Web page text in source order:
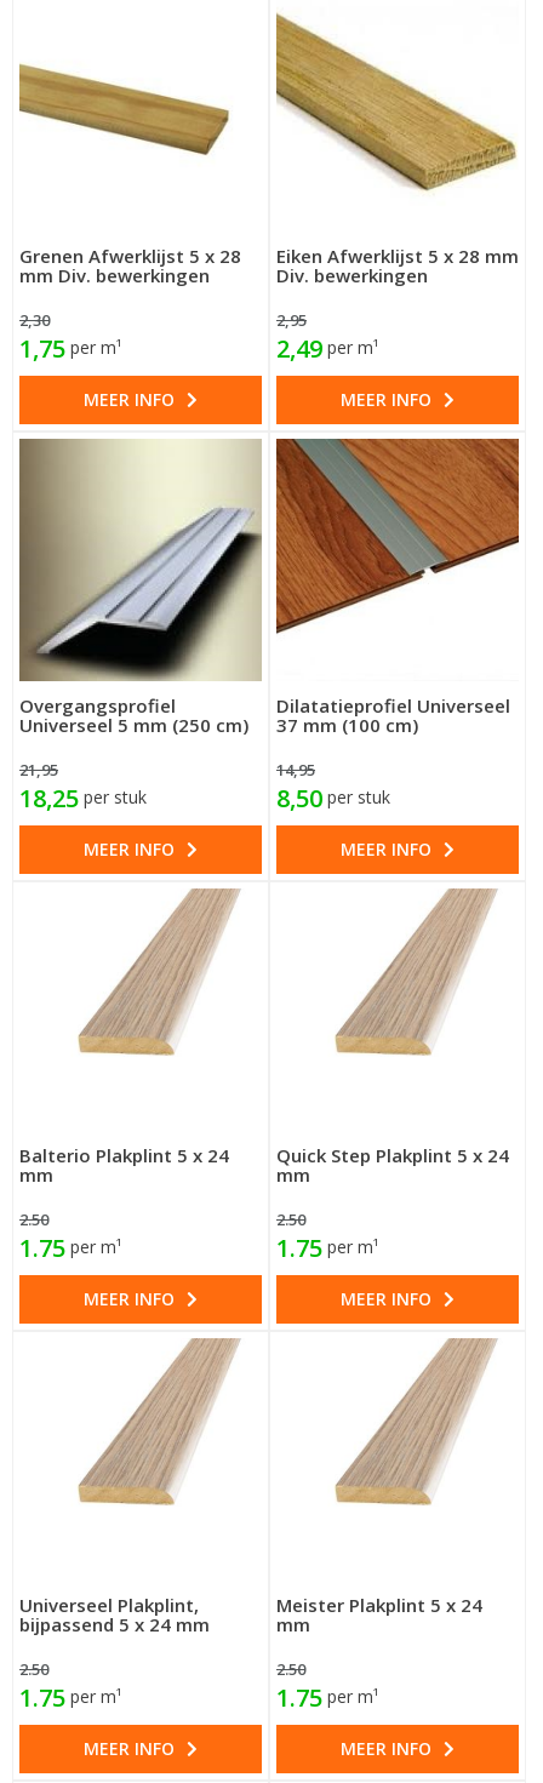
Grenen Afwerklijst 5 x 28
mm Div. bewerkingen
2,30
1,75 per m¹
MEER INFO
Eiken Afwerklijst 5 x 28 mm
Div. bewerkingen
2,95
2,49 per m¹
MEER INFO
Overgangsprofiel
Universeel 5 mm (250 cm)
21,95
18,25 per stuk
MEER INFO
Dilatatieprofiel Universeel
37 mm (100 cm)
14,95
8,50 per stuk
MEER INFO
Balterio Plakplint 5 x 24
mm
2.50
1.75 per m¹
MEER INFO
Quick Step Plakplint 5 x 24
mm
2.50
1.75 per m¹
MEER INFO
Universeel Plakplint,
bijpassend 5 x 24 mm
2.50
1.75 per m¹
MEER INFO
Meister Plakplint 5 x 24
mm
2.50
1.75 per m¹
MEER INFO